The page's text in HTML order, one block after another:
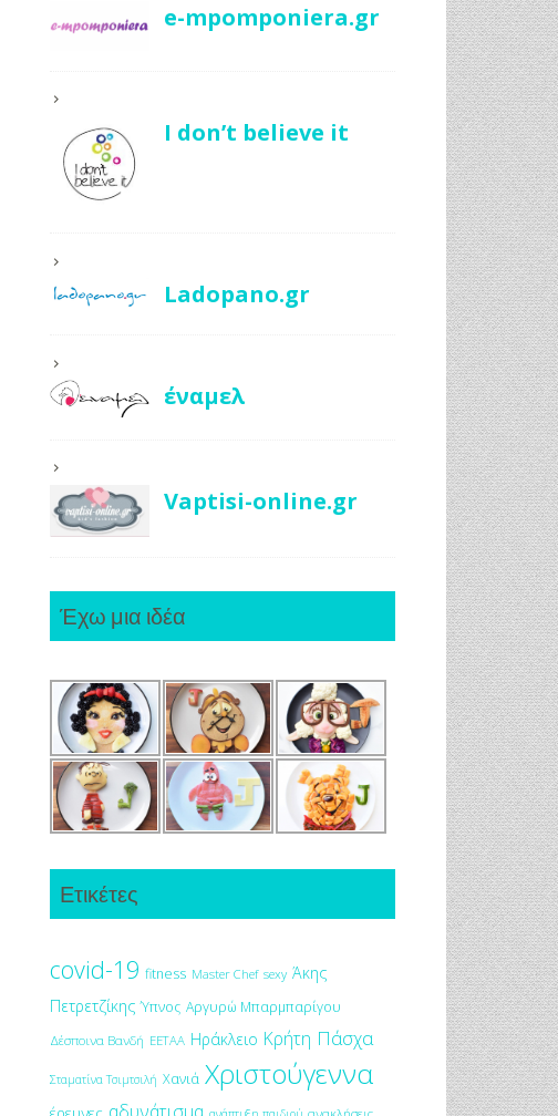
e-mpomponiera.gr
I don’t believe it
Ladopano.gr
έναμελ
Vaptisi-online.gr
Έχω μια ιδέα
Ετικέτες
covid-19 fitness Master Chef sexy Άκης
Πετρετζίκης Ύπνος Αργυρώ Μπαρμπαρίγου
Δέσποινα Βανδή ΕΕΤΑΑ Ηράκλειο Κρήτη Πάσχα
Σταματίνα Τσιμτσιλή Χανιά Χριστούγεννα